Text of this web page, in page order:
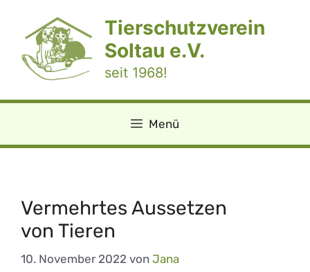
springen
Tierschutzverein
Soltau e.V.
seit 1968!
Menü
Vermehrtes Aussetzen
von Tieren
10. November 2022 von Jana